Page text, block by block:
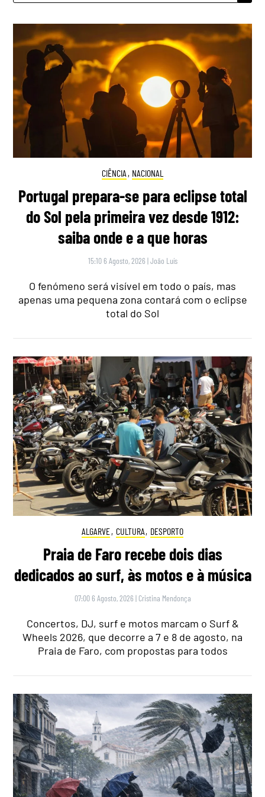
CIÊNCIA , NACIONAL
Portugal prepara-se para eclipse total
do Sol pela primeira vez desde 1912:
saiba onde e a que horas
15:10 6 Agosto, 2026 |João Luís
O fenómeno será visível em todo o país, mas
apenas uma pequena zona contará com o eclipse
total do Sol
ALGARVE, CULTURA, DESPORTO
Praia de Faro recebe dois dias
dedicados ao surf, às motos e à música
07:00 6 Agosto, 2026 | Cristina Mendonça
Concertos, DJ, surf e motos marcam o Surf &
Wheels 2026, que decorre a 7 e 8 de agosto, na
Praia de Faro, com propostas para todos